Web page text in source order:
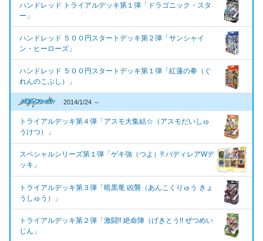
ハンドレッド トライアルデッキ第１弾「ドラゴニック・スタ
ー」
ハンドレッド ５００円スタートデッキ第２弾「サンシャイ
ン・ヒーローズ」
ハンドレッド ５００円スタートデッキ第１弾「紅蓮の拳（ぐ
れんのこぶし）」
2014/1/24 ～
トライアルデッキ第４弾「アスモ大集結☆（アスモだいしゅ
うけつ）」
スペシャルシリーズ第１弾「ゲキ強（つよ）!! バディレアWデ
ッキ」
トライアルデッキ第３弾「暗黒竜 凶襲（あんこくりゅう きょ
うしゅう）」
トライアルデッキ第２弾「激闘!! 絶命陣（げきとう!! ぜつめい
じん」